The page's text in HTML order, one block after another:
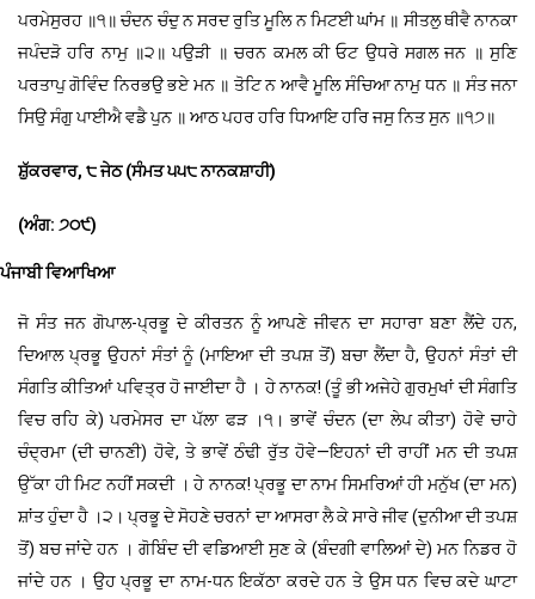
ਪਰਮੇਸੁਰਹ ॥੧॥ ਚੰਦਨ ਚੰਦੁ ਨ ਸਰਦ ਰੁਤਿ ਮੂਲਿ ਨ ਮਿਟਈ ਘਾਂਮ ॥ ਸੀਤਲੁ ਥੀਵੈ ਨਾਨਕਾ
ਜਪੰਦੜੋ ਹਰਿ ਨਾਮੁ ॥੨॥ ਪਉੜੀ ॥ ਚਰਨ ਕਮਲ ਕੀ ਓਟ ਉਧਰੇ ਸਗਲ ਜਨ ॥ ਸੁਣਿ
ਪਰਤਾਪੁ ਗੋਵਿੰਦ ਨਿਰਭਉ ਭਏ ਮਨ ॥ ਤੋਟਿ ਨ ਆਵੈ ਮੂਲਿ ਸੰਚਿਆ ਨਾਮੁ ਧਨ ॥ ਸੰਤ ਜਨਾ
ਸਿਉ ਸੰਗੁ ਪਾਈਐ ਵਡੈ ਪੁਨ ॥ ਆਠ ਪਹਰ ਹਰਿ ਧਿਆਇ ਹਰਿ ਜਸੁ ਨਿਤ ਸੁਨ ॥੧੭॥
ਸ਼ੁੱਕਰਵਾਰ, ੮ ਜੇਠ (ਸੰਮਤ ੫੫੮ ਨਾਨਕਸ਼ਾਹੀ)
(ਅੰਗ: ੭੦੯)
ਪੰਜਾਬੀ ਵਿਆਖਿਆ
ਜੋ ਸੰਤ ਜਨ ਗੋਪਾਲ-ਪ੍ਰਭੂ ਦੇ ਕੀਰਤਨ ਨੂੰ ਆਪਣੇ ਜੀਵਨ ਦਾ ਸਹਾਰਾ ਬਣਾ ਲੈਂਦੇ ਹਨ,
ਦਿਆਲ ਪ੍ਰਭੂ ਉਹਨਾਂ ਸੰਤਾਂ ਨੂੰ (ਮਾਇਆ ਦੀ ਤਪਸ਼ ਤੋਂ) ਬਚਾ ਲੈਂਦਾ ਹੈ, ਉਹਨਾਂ ਸੰਤਾਂ ਦੀ
ਸੰਗਤਿ ਕੀਤਿਆਂ ਪਵਿਤ੍ਰ ਹੋ ਜਾਈਦਾ ਹੈ । ਹੇ ਨਾਨਕ! (ਤੂੰ ਭੀ ਅਜੇਹੇ ਗੁਰਮੁਖਾਂ ਦੀ ਸੰਗਤਿ
ਵਿਚ ਰਹਿ ਕੇ) ਪਰਮੇਸਰ ਦਾ ਪੱਲਾ ਫੜ ।੧। ਭਾਵੇਂ ਚੰਦਨ (ਦਾ ਲੇਪ ਕੀਤਾ) ਹੋਵੇ ਚਾਹੇ
ਚੰਦ੍ਰਮਾ (ਦੀ ਚਾਨਣੀ) ਹੋਵੇ, ਤੇ ਭਾਵੇਂ ਠੰਢੀ ਰੁੱਤ ਹੋਵੇ—ਇਹਨਾਂ ਦੀ ਰਾਹੀਂ ਮਨ ਦੀ ਤਪਸ਼
ਉੱਕਾ ਹੀ ਮਿਟ ਨਹੀਂ ਸਕਦੀ । ਹੇ ਨਾਨਕ! ਪ੍ਰਭੂ ਦਾ ਨਾਮ ਸਿਮਰਿਆਂ ਹੀ ਮਨੁੱਖ (ਦਾ ਮਨ)
ਸ਼ਾਂਤ ਹੁੰਦਾ ਹੈ ।੨। ਪ੍ਰਭੂ ਦੇ ਸੋਹਣੇ ਚਰਨਾਂ ਦਾ ਆਸਰਾ ਲੈ ਕੇ ਸਾਰੇ ਜੀਵ (ਦੁਨੀਆ ਦੀ ਤਪਸ਼
ਤੋਂ) ਬਚ ਜਾਂਦੇ ਹਨ । ਗੋਬਿੰਦ ਦੀ ਵਡਿਆਈ ਸੁਣ ਕੇ (ਬੰਦਗੀ ਵਾਲਿਆਂ ਦੇ) ਮਨ ਨਿਡਰ ਹੋ
ਜਾਂਦੇ ਹਨ । ਉਹ ਪ੍ਰਭੂ ਦਾ ਨਾਮ-ਧਨ ਇਕੱਠਾ ਕਰਦੇ ਹਨ ਤੇ ਉਸ ਧਨ ਵਿਚ ਕਦੇ ਘਾਟਾ